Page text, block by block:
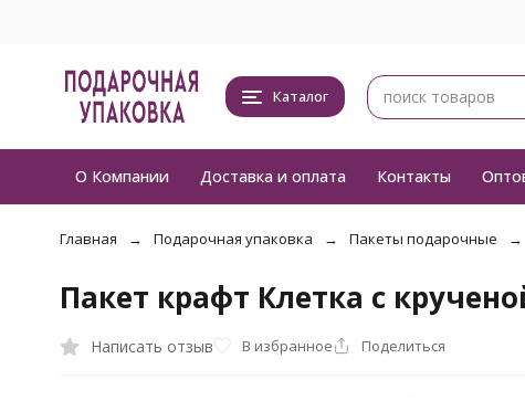
Каталог
О Компании Доставка и оплата Контакты
Главная Подарочная упаковка Пакеты подарочные
Пакет крафт Клетка с
Написать отзыв В избранное Поделиться